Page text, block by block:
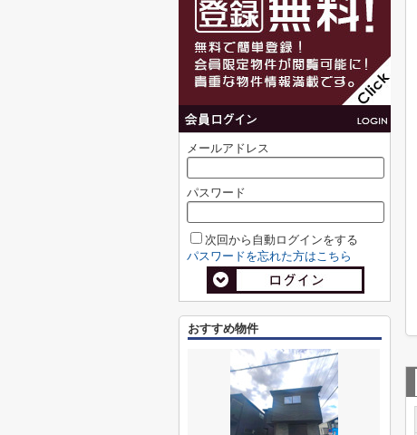
メールアドレス
パスワード
次回から自動ログインをする
パスワードを忘れた方はこちら
おすすめ物件